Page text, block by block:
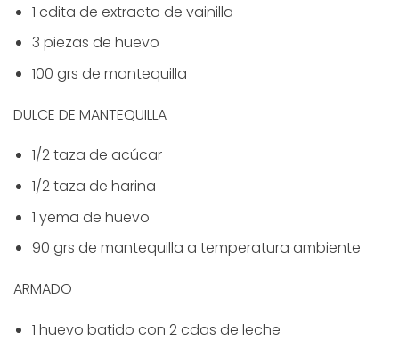
1 cdita de extracto de vainilla
3 piezas de huevo
100 grs de mantequilla
DULCE DE MANTEQUILLA
1/2 taza de acúcar
1/2 taza de harina
1 yema de huevo
90 grs de mantequilla a temperatura ambiente
ARMADO
1 huevo batido con 2 cdas de leche